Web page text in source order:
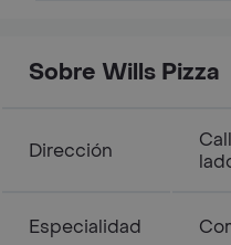
Sobre Wills Pizza
Dirección
Especialidad